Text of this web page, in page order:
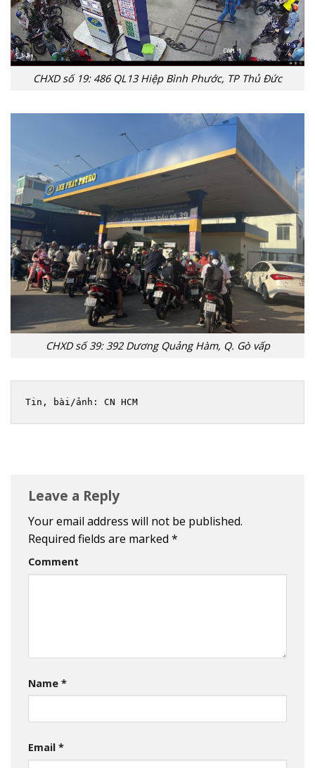
CHXD số 19: 486 QL13 Hiệp Bình Phước, TP Thủ Đức
CHXD số 39: 392 Dương Quảng Hàm, Q. Gò vấp
Tin, bài/ảnh: CN HCM
Leave a Reply
Your email address will not be published.
Required fields are marked *
Comment
Name *
Email *